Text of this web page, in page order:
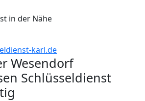
in der Nähe
karl.de
Wesendorf
Schlüsseldienst